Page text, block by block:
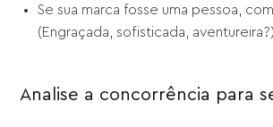
Se sua marca fosse uma pessoa,
(Engraçada, sofisticada, aventureira?)
Analise a concorrência para